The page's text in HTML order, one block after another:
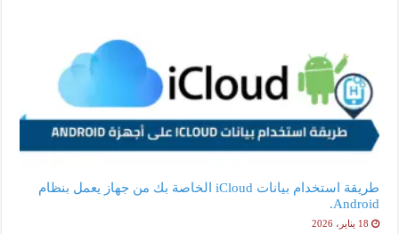
طريقة استخدام بيانات iCloud الخاصة بك من جهاز يعمل بنظام
Android.
18 يناير، 2026